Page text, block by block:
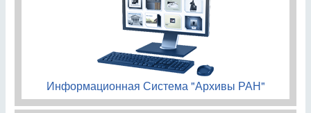
Информационная Система "Архивы РАН"